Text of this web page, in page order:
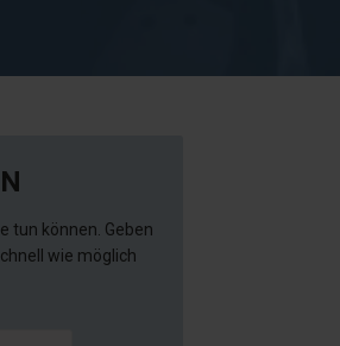
tun können. Geben
wie möglich